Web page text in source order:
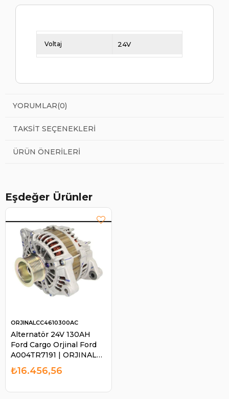
Voltaj 24V
YORUMLAR(0)
TAKSIT SEÇENEKLERI
ÜRÜN ÖNERILERI
Eşdeğer Ürünler
Alternatör 24V 130AH
Ford Cargo Orjinal Ford
A004TR7191 | ORJINAL
CC4610300AC
ORJINALCC4610300AC
₺16.456,56